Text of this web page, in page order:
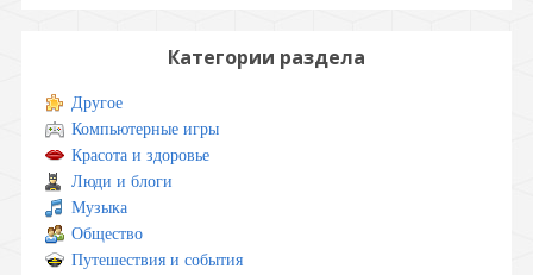
Категории раздела
Другое
Компьютерные игры
Красота и здоровье
Люди и блоги
Музыка
Общество
Путешествия и события